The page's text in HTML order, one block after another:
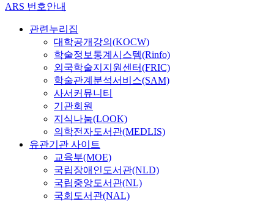
ARS 번호안내
관련누리집
대학공개강의(KOCW)
학술정보통계시스템(Rinfo)
외국학술지지원센터(FRIC)
학술관계분석서비스(SAM)
사서커뮤니티
기관회원
지식나눔(LOOK)
의학전자도서관(MEDLIS)
유관기관 사이트
교육부(MOE)
국립장애인도서관(NLD)
국립중앙도서관(NL)
국회도서관(NAL)